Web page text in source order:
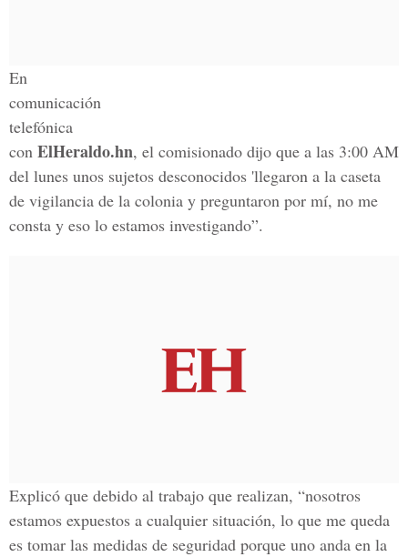
En
comunicación
telefónica
con ElHeraldo.hn, el comisionado dijo que a las 3:00 AM
del lunes unos sujetos desconocidos 'llegaron a la caseta
de vigilancia de la colonia y preguntaron por mí, no me
consta y eso lo estamos investigando”.
Explicó que debido al trabajo que realizan, “nosotros
estamos expuestos a cualquier situación, lo que me queda
es tomar las medidas de seguridad porque uno anda en la